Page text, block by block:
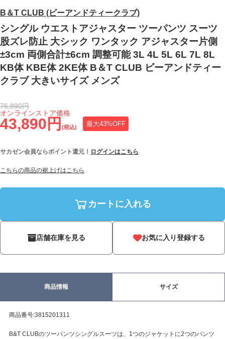
B＆T CLUB (ビーアンドティークラブ)
シングル ウエストアジャスター ツーパンツ スーツ
股ズレ防止 大シック ワンタック アジャスター片側
±3cm 両側合計±6cm 調整可能 3L 4L 5L 6L 7L 8L
KB体 KBE体 2KE体 B＆T CLUB ビーアンドティー
クラブ 大きいサイズ メンズ
43,890円 (税込) 最大43%OFF
オンラインストア価格
76,890円
サカゼン会員ならポイント還元！ ログインはこちら
こちらの商品の裾上げはこちら
カートに入れる
店舗在庫を見る お気に入り登録する
商品情報 サイズ
商品番号:3815201311
B&T CLUBのツーパンツシングルスーツは、1つのジャケットに2つのパンツ